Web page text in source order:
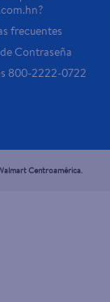
frecuentes
Contraseña
800-2222-0722
Centroamérica.